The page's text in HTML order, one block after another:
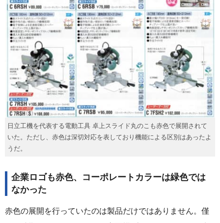
日立工機を代表する電動工具 卓上スライド丸のこも赤色で展開されて
いた。ただし、赤色は深切対応を表しており機能による区別はあったよ
うだ。
企業ロゴも赤色、コーポレートカラーは緑色では
なかった
赤色の展開を行っていたのは製品だけではありません。僅